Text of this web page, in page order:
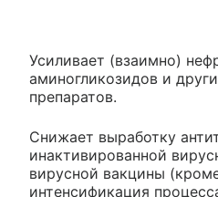
Усиливает (взаимно)
аминогликозидов и
препаратов.
Снижает выработку
инактивированной
вирусной вакцины
интенсификация